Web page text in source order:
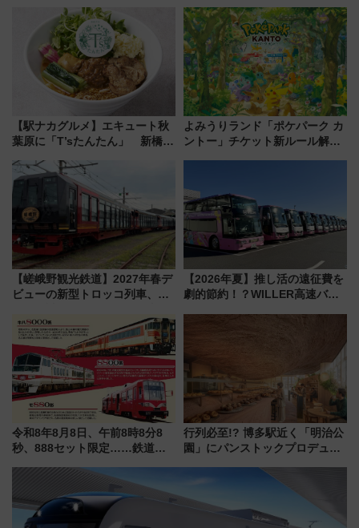
ラリーや子ども制服撮影も
注目観光列車まとめ きっぷの取
り方は？
【駅ナカグルメ】エキュート秋
葉原に「T’sたんたん」 新橋に
饅」、オムライス専門店「肉と
たまご」新グルメ続々登場！
【2026年8月】
よみうりランド「ポケパーク カ
ントー」チケット新ルール解
【嵯峨野観光鉄道】2027年春デ
ビューの新型トロッコ列車、い
は2026年で引退
【2026年夏】推し活の遠征費を
劇的節約！？WILLER高速バス
令和8年8月8日、午前8時8分8
秒、888セット限定……鉄道各
行列必至!? 博多駅近く「明治公
園」にパンストックプロデュー
オープン 秋からはビストロ営業